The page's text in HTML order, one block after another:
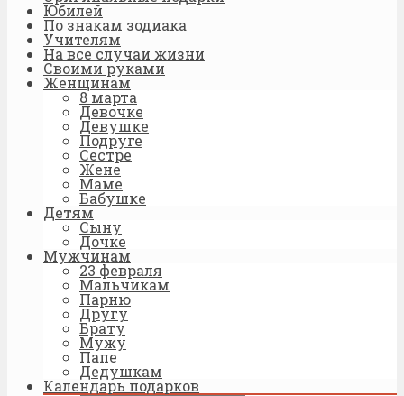
Юбилей
По знакам зодиака
Учителям
На все случаи жизни
Своими руками
Женщинам
8 марта
Девочке
Девушке
Подруге
Сестре
Жене
Маме
Бабушке
Детям
Сыну
Дочке
Мужчинам
23 февраля
Мальчикам
Парню
Другу
Брату
Мужу
Папе
Дедушкам
Календарь подарков